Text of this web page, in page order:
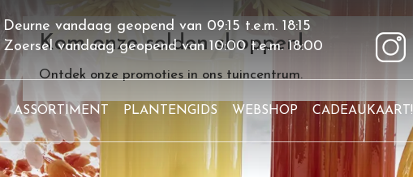
Kom onze solden shoppen!
Ontdek onze promoties in ons tuincentrum.
Deurne vandaag geopend van 09:15 t.e.m. 18:15
Zoersel vandaag geopend van10:00t.e.m.18:00
ASSORTIMENT PLANTENGIDS WEBSHOP CADEAUKAART!